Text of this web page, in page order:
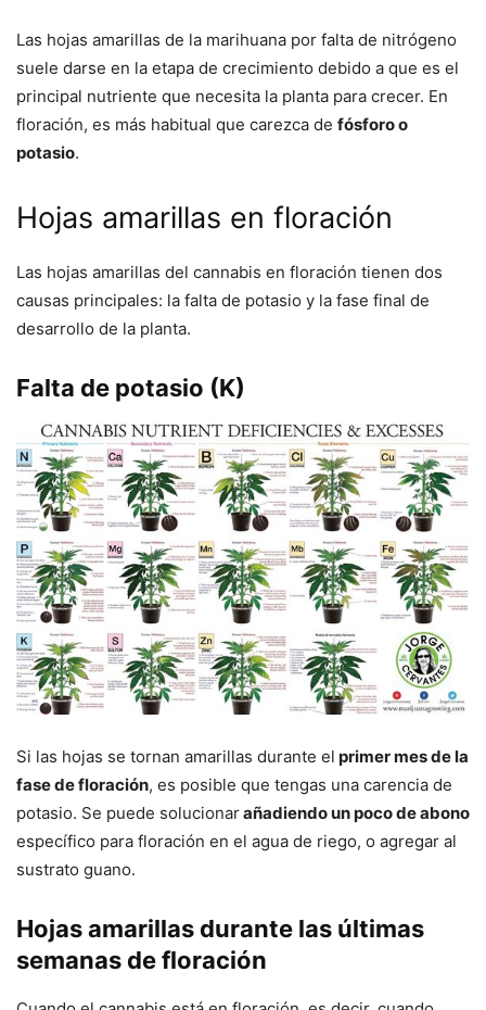
Las hojas amarillas de la marihuana por falta de nitrógeno
suele darse en la etapa de crecimiento debido a que es el
principal nutriente que necesita la planta para crecer. En
floración, es más habitual que carezca de fósforo o
potasio.
Hojas amarillas en floración
Las hojas amarillas del cannabis en floración tienen dos
causas principales: la falta de potasio y la fase final de
desarrollo de la planta.
Falta de potasio (K)
Si las hojas se tornan amarillas durante el primer mes de la
fase de floración, es posible que tengas una carencia de
potasio. Se puede solucionarañadiendo un poco de abono
específico para floración en el agua de riego, o agregar al
sustrato guano.
Hojas amarillas durante las últimas
semanas de floración